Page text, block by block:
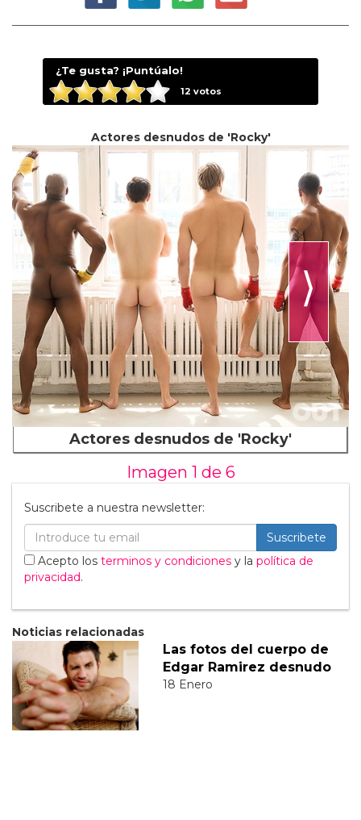
¿Te gusta? ¡Puntúalo!
12 votos
Actores desnudos de 'Rocky'
⟩
Actores desnudos de 'Rocky'
Imagen 1 de 6
Suscribete a nuestra newsletter:
Suscribete
Acepto los terminos y condiciones y la política de
privacidad.
Noticias relacionadas
Las fotos del cuerpo de
Edgar Ramirez desnudo
18 Enero